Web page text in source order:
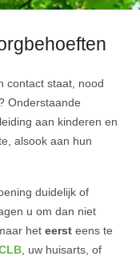
contact staat, nood
Onderstaande
aan kinderen en
alsook aan hun
duidelijk of
u om dan niet
het eerst eens te
, uw huisarts, of